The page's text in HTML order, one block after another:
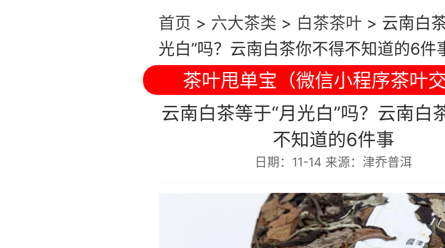
首页 > 六大茶类 > 白茶茶叶 > 云南白
光白”吗？云南白茶你不得不知道的6件
茶叶甩单宝（微信小程序茶叶
云南白茶等于“月光白”吗？云南白
不知道的6件事
日期：11-14 来源：津乔普洱